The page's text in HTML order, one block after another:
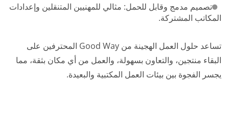
تصميم مدمج وقابل للحمل: مثالي للمهنيين المتنقلين وإعدادات
المكاتب المشتركة.
تساعد حلول العمل الهجينة من Good Way المحترفين على
البقاء منتجين، والتعاون بسهولة، والعمل من أي مكان بثقة، مما
يجسر الفجوة بين بيئات العمل المكتبية والبعيدة.